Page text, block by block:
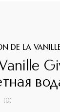
DE LA
(0)